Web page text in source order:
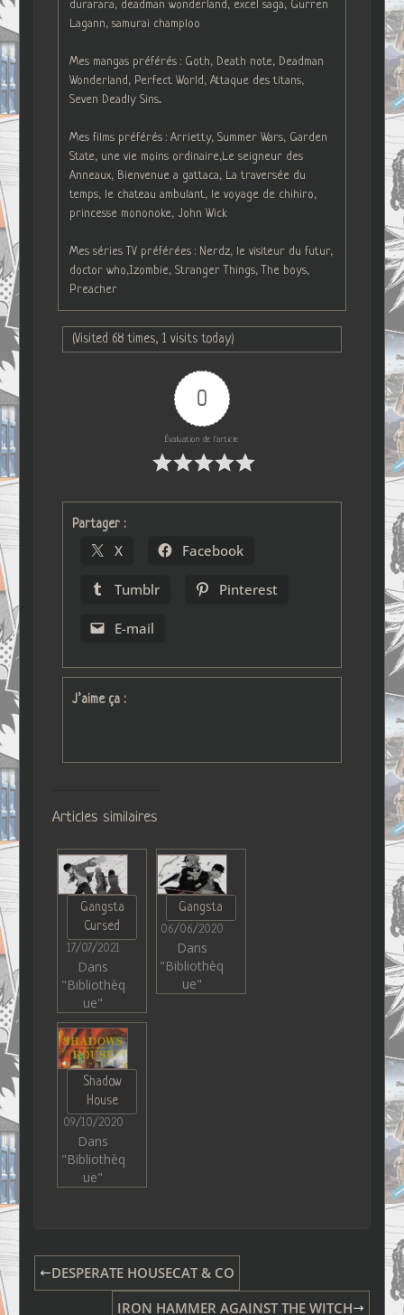
durarara, deadman wonderland, excel saga, Gurren
Lagann, samurai champloo
Mes mangas préférés : Goth, Death note, Deadman
Wonderland, Perfect World, Attaque des titans,
Seven Deadly Sins...
Mes films préférés : Arrietty, Summer Wars, Garden
State, une vie moins ordinaire,Le seigneur des
Anneaux, Bienvenue a gattaca, La traversée du
temps, le chateau ambulant, le voyage de chihiro,
princesse mononoke, John Wick
Mes séries TV préférées : Nerdz, le visiteur du futur,
doctor who,Izombie, Stranger Things, The boys,
Preacher
(Visited 68 times, 1 visits today)
0
Évaluation de l'article
Partager :
X Facebook
Tumblr Pinterest
E-mail
J’aime ça :
Articles similaires
Gangsta
Cursed
17/07/2021
Dans
"Bibliothèq
ue"
Gangsta
06/06/2020
Dans
"Bibliothèq
ue"
Shadow
House
09/10/2020
Dans
"Bibliothèq
ue"
DESPERATE HOUSECAT & CO
IRON HAMMER AGAINST THE WITCH